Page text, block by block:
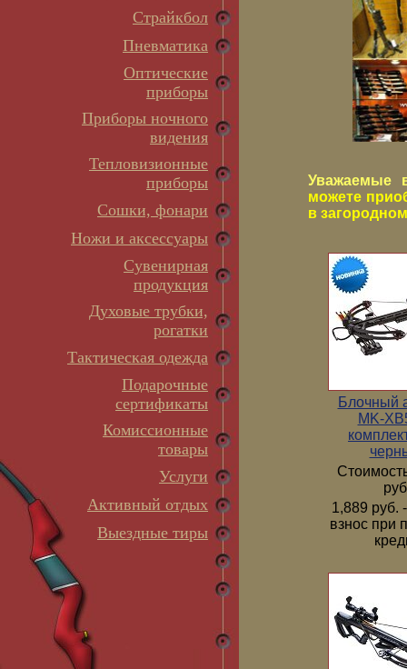
Страйкбол
Пневматика
Оптические
приборы
Приборы ночного
видения
Тепловизионные
приборы
Сошки, фонари
Ножи и аксессуары
Сувенирная
продукция
Духовые трубки,
рогатки
Тактическая одежда
Подарочные
сертификаты
Комиссионные
товары
Услуги
Активный отдых
Выездные тиры
Уважаемые
можете
в
Блочный
MK-
1,889 руб.
взнос при